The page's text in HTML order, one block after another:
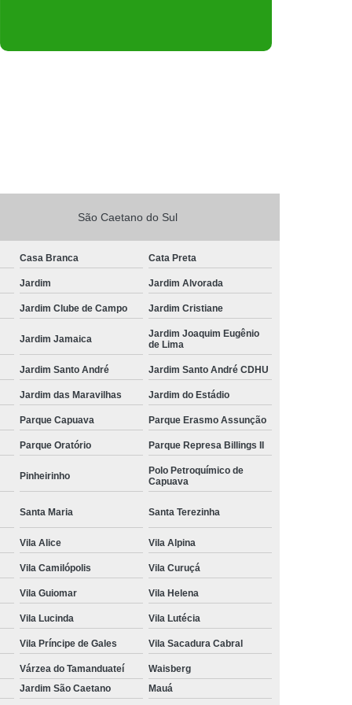
São Caetano do Sul
Casa Branca Cata Preta
Jardim Jardim Alvorada
Jardim Clube de Campo Jardim Cristiane
Jardim Jamaica
Jardim Joaquim Eugênio
de Lima
Jardim Santo André Jardim Santo André CDHU
Jardim das Maravilhas Jardim do Estádio
Parque Capuava Parque Erasmo Assunção
Parque Oratório Parque Represa Billings II
Pinheirinho
Polo Petroquímico de
Capuava
Santa Maria Santa Terezinha
Vila Alice Vila Alpina
Vila Camilópolis Vila Curuçá
Vila Guiomar Vila Helena
Vila Lucinda Vila Lutécia
Vila Príncipe de Gales Vila Sacadura Cabral
Várzea do Tamanduateí
Waisberg
Jardim São Caetano Mauá